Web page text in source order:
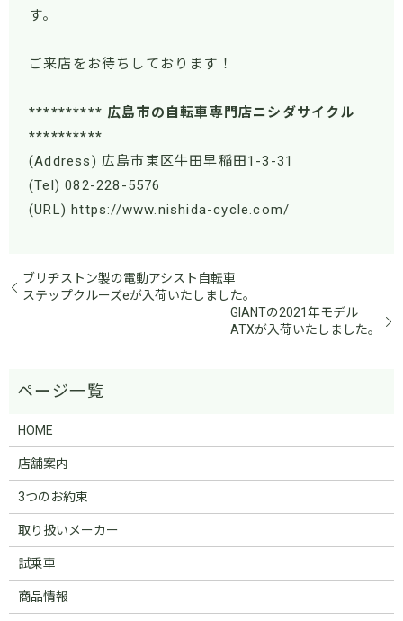
す。
ご来店をお待ちしております！
********** 広島市の自転車専門店ニシダサイクル
**********
(Address) 広島市東区牛田早稲田1-3-31
(Tel) 082-228-5576
(URL) https://www.nishida-cycle.com/
ブリヂストン製の電動アシスト自転車
ステップクルーズeが入荷いたしました。
GIANTの2021年モデル
ATXが入荷いたしました。
HOME
店舗案内
3つのお約束
取り扱いメーカー
試乗車
商品情報